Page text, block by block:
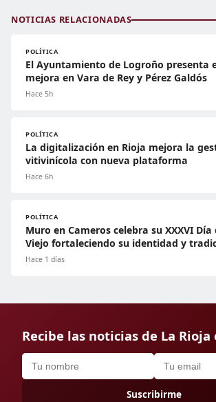
NOTICIAS RELACIONADAS
POLÍTICA
El Ayuntamiento de Logroño presenta
mejora en Vara de Rey y Pérez Galdós
Hace 5h
POLÍTICA
La digitalización en Rioja mejora la
vitivinícola con nueva plataforma
Hace 6h
POLÍTICA
Muro en Cameros celebra su XXXVI Día
Viejo fortaleciendo su identidad y
Hace 1 días
Recibe las noticias de La
Suscribirme